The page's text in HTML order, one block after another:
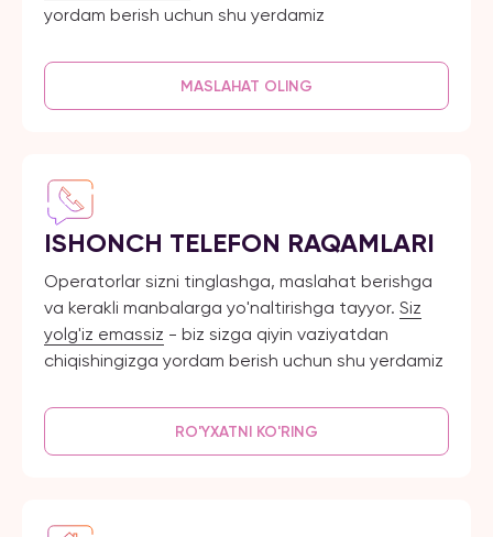
yordam berish uchun shu yerdamiz
MASLAHAT OLING
ISHONCH TELEFON RAQAMLARI
Operatorlar sizni tinglashga, maslahat berishga
va kerakli manbalarga yo'naltirishga tayyor. Siz
yolg'iz emassiz - biz sizga qiyin vaziyatdan
chiqishingizga yordam berish uchun shu yerdamiz
RO'YXATNI KO'RING